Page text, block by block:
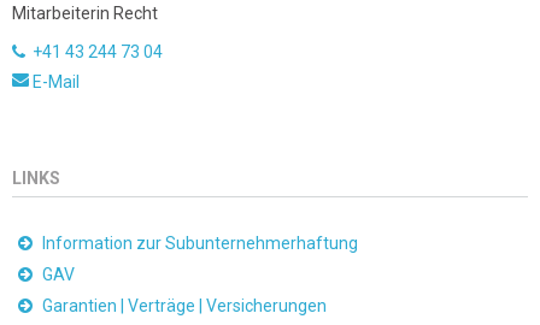
Mitarbeiterin Recht
+41 43 244 73 04
E-Mail
LINKS
Information zur Subunternehmerhaftung
GAV
Garantien | Verträge | Versicherungen